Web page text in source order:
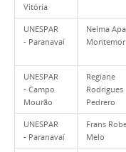
Vitória
UNESPAR
- Paranavaí
Nelma
Montemor
UNESPAR
- Campo
Mourão
Regiane
Rodrigues
Pedrero
UNESPAR
- Paranavaí
Frans
Melo